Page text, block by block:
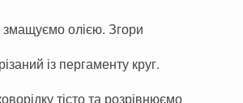
змащуємо олією. Згори
із пергаменту круг.
тісто та розрівнюємо